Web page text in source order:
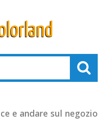
e andare sul negozio